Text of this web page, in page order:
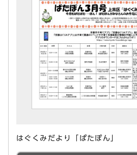
はぐくみだより「ぱたぽん」